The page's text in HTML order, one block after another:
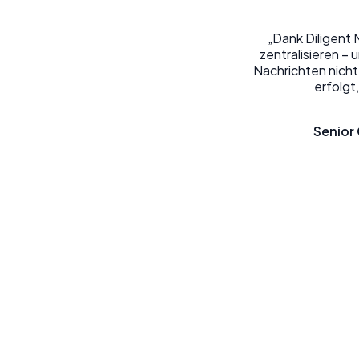
„Dank Diligent
zentralisieren –
Nachrichten
erfolgt,
Senior